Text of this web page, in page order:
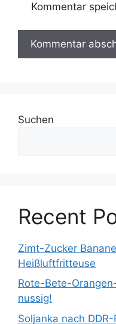
Kommentar
Suchen
Recent
Zimt-Zucker
Heißluftfritteuse
Rote-Bete-
nussig!
Soljanka nach